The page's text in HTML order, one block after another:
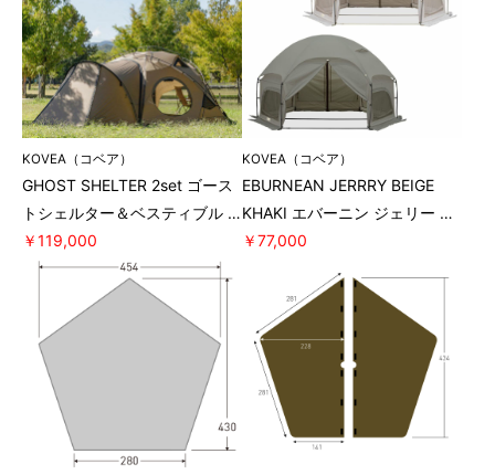
KOVEA（コベア）
GHOST SHELTER 2set ゴース
トシェルター＆ベスティブル 2
点セット [KOVEA コベア]
￥119,000
KOVEA（コベア）
EBURNEAN JERRRY BEIGE
KHAKI エバーニン ジェリー ベ
ージュ カーキ テント [KOVEA
￥77,000